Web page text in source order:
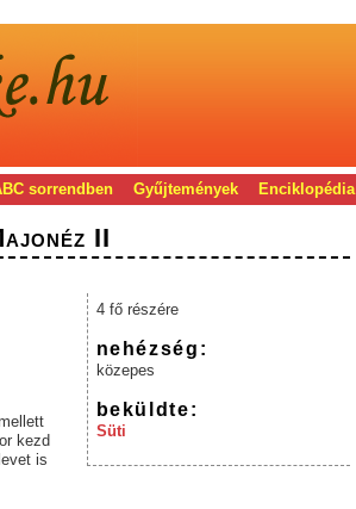
sorrendben Gyűjtemények Enciklopédia
II
4 fő részére
nehézség:
közepes
beküldte:
Süti
kezd
is